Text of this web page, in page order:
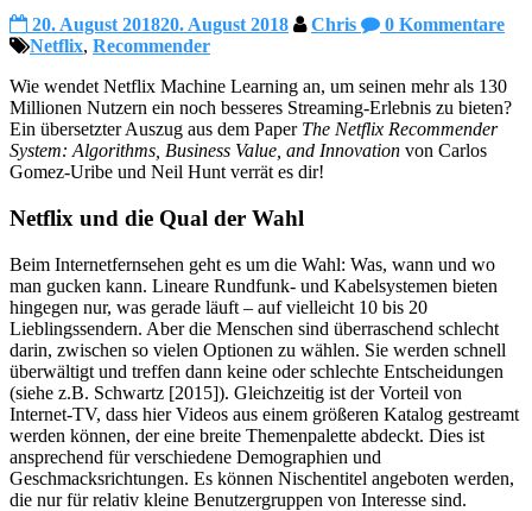
20. August 201820. August 2018 Chris
0 Kommentare
Netflix, Recommender
Wie wendet Netflix Machine Learning an, um seinen mehr als 130
Millionen Nutzern ein noch besseres Streaming-Erlebnis zu bieten?
Ein übersetzter Auszug aus dem Paper The Netflix Recommender
System: Algorithms, Business Value, and Innovation von Carlos
Gomez-Uribe und Neil Hunt verrät es dir!
Netflix und die Qual der Wahl
Beim Internetfernsehen geht es um die Wahl: Was, wann und wo
man gucken kann. Lineare Rundfunk- und Kabelsystemen bieten
hingegen nur, was gerade läuft – auf vielleicht 10 bis 20
Lieblingssendern. Aber die Menschen sind überraschend schlecht
darin, zwischen so vielen Optionen zu wählen. Sie werden schnell
überwältigt und treffen dann keine oder schlechte Entscheidungen
(siehe z.B. Schwartz [2015]). Gleichzeitig ist der Vorteil von
Internet-TV, dass hier Videos aus einem größeren Katalog gestreamt
werden können, der eine breite Themenpalette abdeckt. Dies ist
ansprechend für verschiedene Demographien und
Geschmacksrichtungen. Es können Nischentitel angeboten werden,
die nur für relativ kleine Benutzergruppen von Interesse sind.